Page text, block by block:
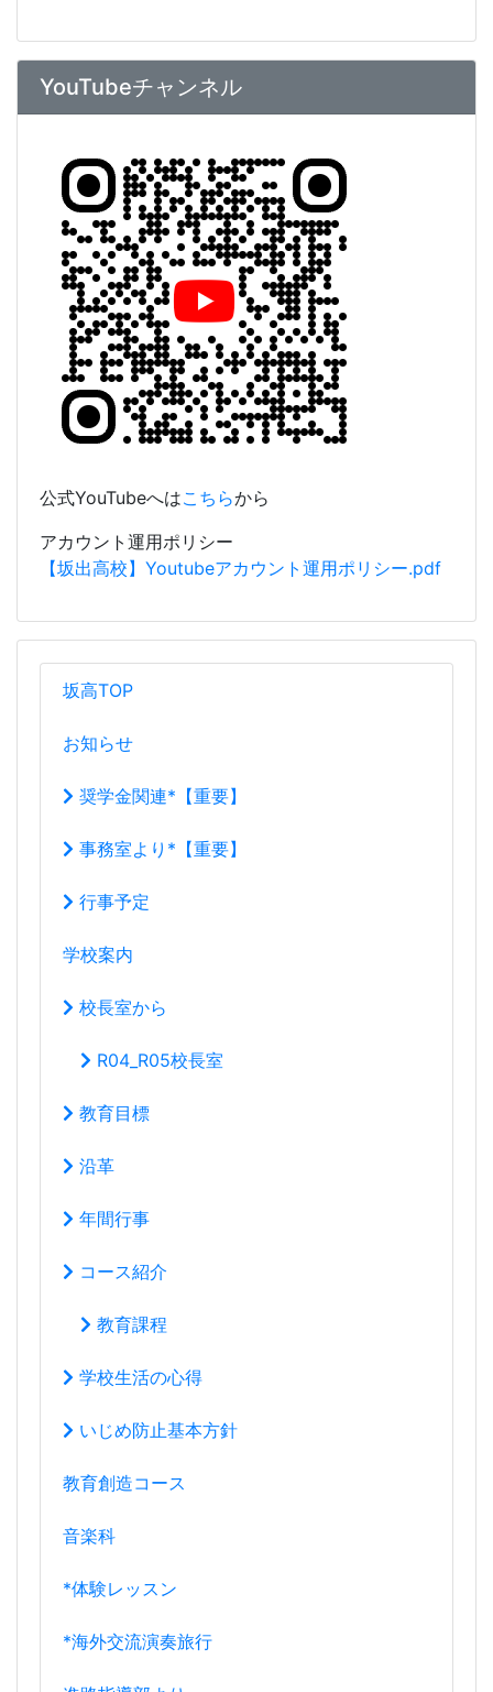
YouTubeチャンネル
公式YouTubeへはこちらから
アカウント運用ポリシー
【坂出高校】Youtubeアカウント運用ポリシー.pdf
坂高TOP
お知らせ
奨学金関連*【重要】
事務室より*【重要】
行事予定
学校案内
校長室から
R04_R05校長室
教育目標
沿革
年間行事
コース紹介
教育課程
学校生活の心得
いじめ防止基本方針
教育創造コース
音楽科
*体験レッスン
*海外交流演奏旅行